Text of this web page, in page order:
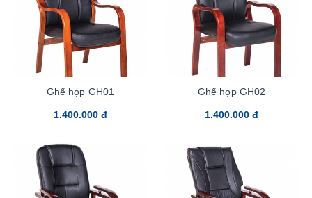
Ghế họp GH01
1.400.000 đ
Ghế họp GH02
1.400.000 đ